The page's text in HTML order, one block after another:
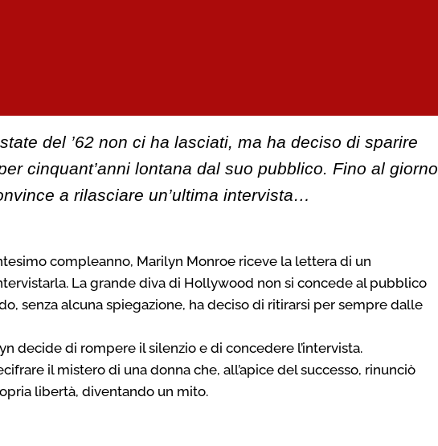
del ’62 non ci ha lasciati, ma ha deciso di sparire
cinquant’anni lontana dal suo pubblico. Fino al giorno
a rilasciare un’ultima intervista…
compleanno, Marilyn Monroe riceve la lettera di un
La grande diva di Hollywood non si concede al pubblico
senza alcuna spiegazione, ha deciso di ritirarsi per sempre dalle
decide di rompere il silenzio e di concedere l’intervista.
il mistero di una donna che, all’apice del successo, rinunciò
libertà, diventando un mito.